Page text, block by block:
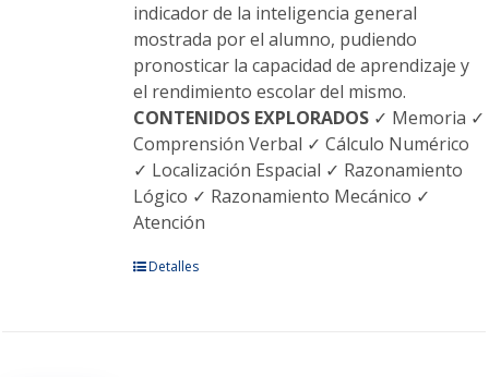
indicador de la inteligencia general
mostrada por el alumno, pudiendo
pronosticar la capacidad de aprendizaje y
el rendimiento escolar del mismo.
CONTENIDOS EXPLORADOS✓ Memoria ✓
Comprensión Verbal ✓ Cálculo Numérico
✓ Localización Espacial ✓ Razonamiento
Lógico ✓ Razonamiento Mecánico ✓
Atención
EsteDetalles